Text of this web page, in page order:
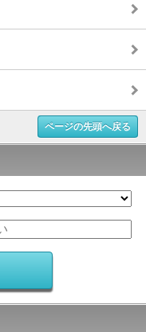
ページの先頭へ戻る